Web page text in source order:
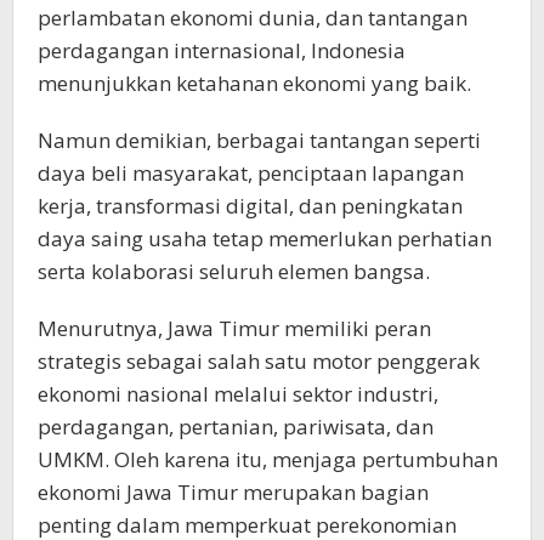
perlambatan ekonomi dunia, dan tantangan
perdagangan internasional, Indonesia
menunjukkan ketahanan ekonomi yang baik.
Namun demikian, berbagai tantangan seperti
daya beli masyarakat, penciptaan lapangan
kerja, transformasi digital, dan peningkatan
daya saing usaha tetap memerlukan perhatian
serta kolaborasi seluruh elemen bangsa.
Menurutnya, Jawa Timur memiliki peran
strategis sebagai salah satu motor penggerak
ekonomi nasional melalui sektor industri,
perdagangan, pertanian, pariwisata, dan
UMKM. Oleh karena itu, menjaga pertumbuhan
ekonomi Jawa Timur merupakan bagian
penting dalam memperkuat perekonomian